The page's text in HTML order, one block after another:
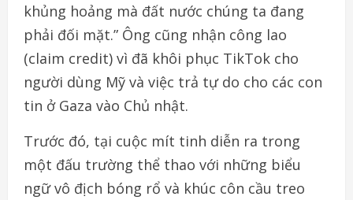
khủng hoảng mà đất nước chúng ta đang
phải đối mặt.” Ông cũng nhận công lao
(claim credit) vì đã khôi phục TikTok cho
người dùng Mỹ và việc trả tự do cho các con
tin ở Gaza vào Chủ nhật.
Trước đó, tại cuộc mít tinh diễn ra trong
một đấu trường thể thao với những biểu
ngữ vô địch bóng rổ và khúc côn cầu treo